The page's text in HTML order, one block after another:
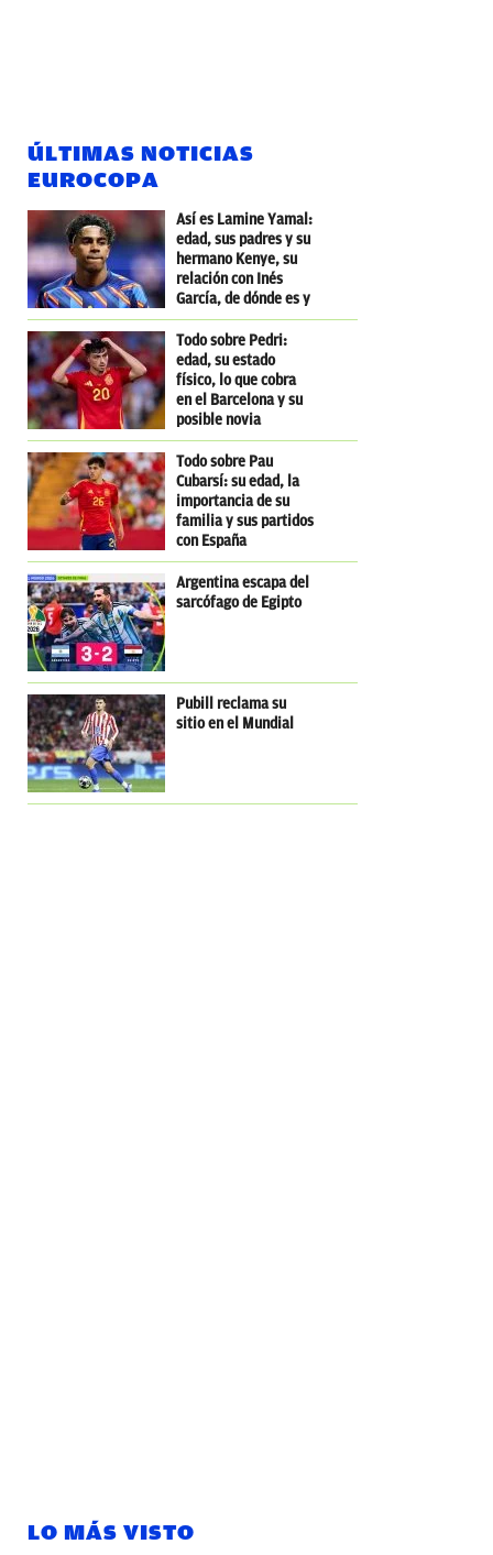
ÚLTIMAS NOTICIAS
EUROCOPA
Así es Lamine Yamal:
edad, sus padres y su
hermano Kenye, su
relación con Inés
García, de dónde es y
dónde nació
Todo sobre Pedri:
edad, su estado
físico, lo que cobra
en el Barcelona y su
posible novia
influencer
Todo sobre Pau
Cubarsí: su edad, la
importancia de su
familia y sus partidos
con España
Argentina escapa del
sarcófago de Egipto
Pubill reclama su
sitio en el Mundial
LO MÁS VISTO